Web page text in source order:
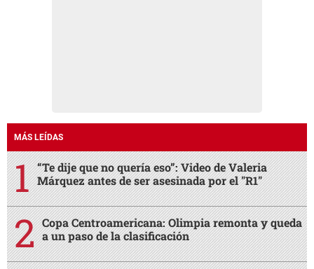
MÁS LEÍDAS
“Te dije que no quería eso”: Video de Valeria
Márquez antes de ser asesinada por el "R1"
Copa Centroamericana: Olimpia remonta y queda
a un paso de la clasificación